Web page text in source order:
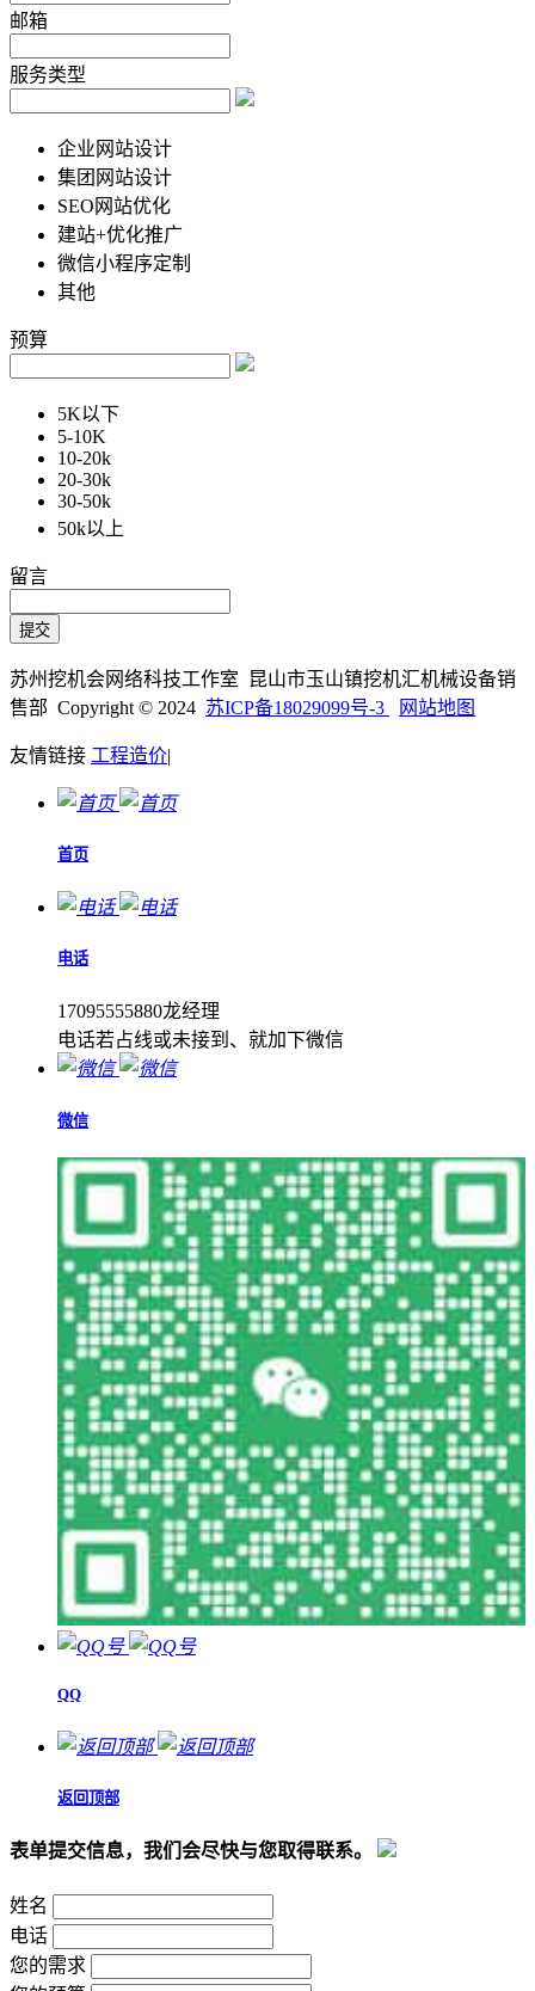
邮箱
服务类型
企业网站设计
集团网站设计
SEO网站优化
建站+优化推广
微信小程序定制
其他
预算
5K以下
5-10K
10-20k
20-30k
30-50k
50k以上
留言
苏州挖机会网络科技工作室 昆山市玉山镇挖机汇机械设备销
售部 Copyright © 2024 苏ICP备18029099号-3 网站地图
友情链接 工程造价|
首页
电话
17095555880龙经理
电话若占线或未接到、就加下微信
微信
QQ
返回顶部
表单提交信息，我们会尽快与您取得联系。
姓名
电话
您的需求